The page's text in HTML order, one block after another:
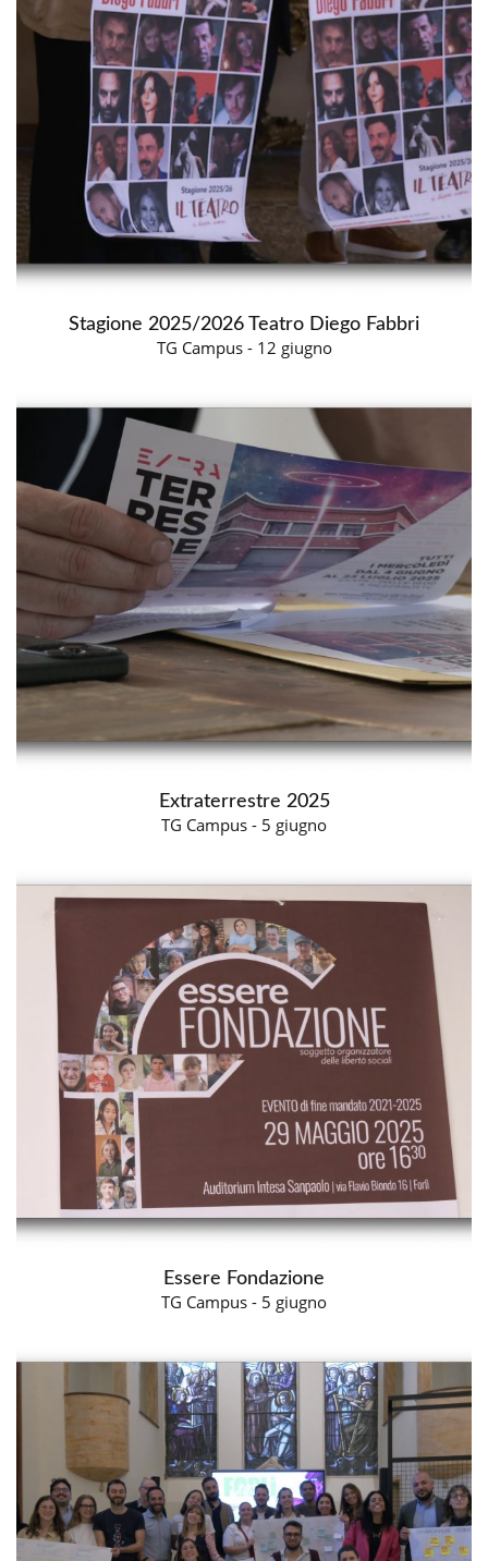
Stagione 2025/2026 Teatro Diego Fabbri
TG Campus - 12 giugno
Extraterrestre 2025
TG Campus - 5 giugno
Essere Fondazione
TG Campus - 5 giugno